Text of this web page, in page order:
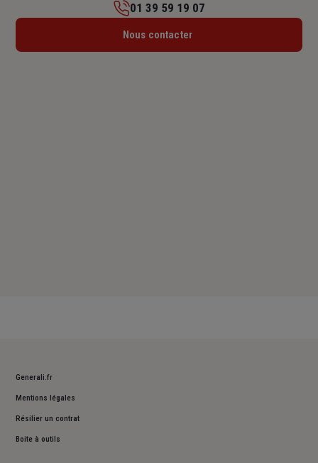
Lundi : 09h – 12h30 / 13h30 – 17h
01 39 59 19 07
Nous contacter
Generali.fr
Mentions légales
Résilier un contrat
Boite à outils